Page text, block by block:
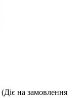
на замовлення